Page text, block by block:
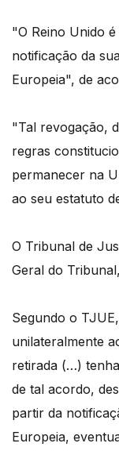
"O Reino Unido
notificação da
Europeia", de
"Tal revogação,
regras
permanecer na
ao seu estatuto
O Tribunal de
Geral do
Segundo o
unilateralmente
retirada (…)
de tal acordo,
partir da
Europeia,